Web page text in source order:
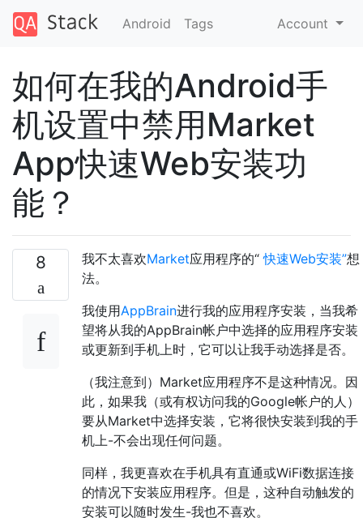
Android Tags Account
如何在我的Android手
机设置中禁用Market
App快速Web安装功
能？
8 我不太喜欢Market应用程序的“快速Web安装”想
法。
我使用AppBrain进行我的应用程序安装，当我希
望将从我的AppBrain帐户中选择的应用程序安装
或更新到手机上时，它可以让我手动选择是否。
（我注意到）Market应用程序不是这种情况。因
此，如果我（或有权访问我的Google帐户的人）
要从Market中选择安装，它将很快安装到我的手
机上-不会出现任何问题。
同样，我更喜欢在手机具有直通或WiFi数据连接
的情况下安装应用程序。但是，这种自动触发的
安装可以随时发生-我也不喜欢。